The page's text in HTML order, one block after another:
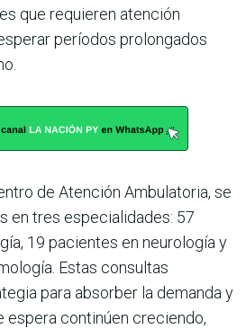
que requieren atención
períodos prolongados
de Atención Ambulatoria, se
en tres especialidades: 57
19 pacientes en neurología y
Estas consultas
para absorber la demanda y
espera continúen creciendo,